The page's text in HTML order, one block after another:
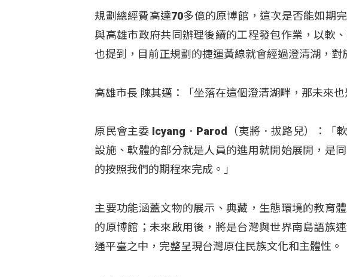
規劃總經費高達70多億的原博館，這次是否能如期
與高雄市政府共同辦理後續的工程發包作業，以軟
也提到，目前正規劃的捷運黃線就會經過澄清湖，對
高雄市長 陳其邁：「坐落在這個澄清湖畔，那未來
原民會主委 Icyang．Parod（夷將．拔路兒）：「
設施、軟體的部分就是人員的進用就開始展開，是
的按照我們的期程來完成。」
主要功能涵蓋文物的展示、典藏，生態環境的教育
的原博館；未來啟用後，將是台灣與世界南島語族
通平臺之中，完整呈現台灣原住民族文化和主體性。